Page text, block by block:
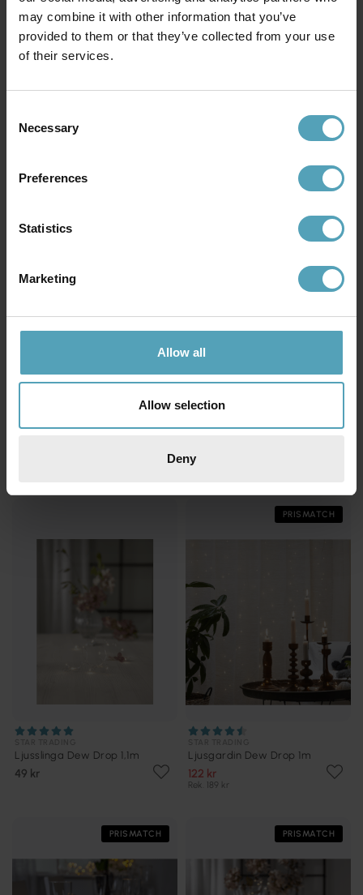
may combine it with other information that you’ve
provided to them or that they’ve collected from your use
of their services.
Selection
Necessary
Preferences
Statistics
Marketing
Allow all
Allow selection
Deny
STAR TRADING
Ljusslinga Shiny Warm White
24m
575 kr
STAR TRADING
Ljusnät Shiny Warm White 3m
298 kr
PRISMATCH
189 kr
Rek. 229 kr
Ljusslinga Dew Drop 1,1m
49 kr
PRISMATCH
Ljusgardin Dew Drop 1m
122 kr
Rek. 189 kr
PRISMATCH PRISMATCH